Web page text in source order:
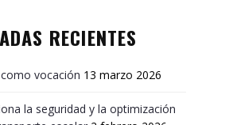
RECIENTES
vocación 13 marzo 2026
la seguridad y la optimización